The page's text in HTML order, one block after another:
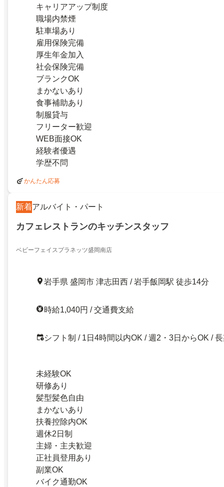
キャリアアップ制度
職場内禁煙
駐車場あり
雇用保険完備
厚生年金加入
社会保険完備
ブランクOK
まかないあり
食事補助あり
制服貸与
フリーター歓迎
WEB面接OK
経験者優遇
学歴不問
かんたん応募
新着アルバイト・パート
カフェレストランのキッチンスタッフ
ベビーフェイスプラネッツ盛岡南店
岩手県 盛岡市 津志田西 / 岩手飯岡駅 徒歩14分
時給1,040円 / 交通費支給
シフト制 / 1日4時間以内OK / 週2・3日からOK /
未経験OK
研修あり
髪型髪色自由
まかないあり
扶養控除内OK
週休2日制
主婦・主夫歓迎
正社員登用あり
副業OK
バイク通勤OK